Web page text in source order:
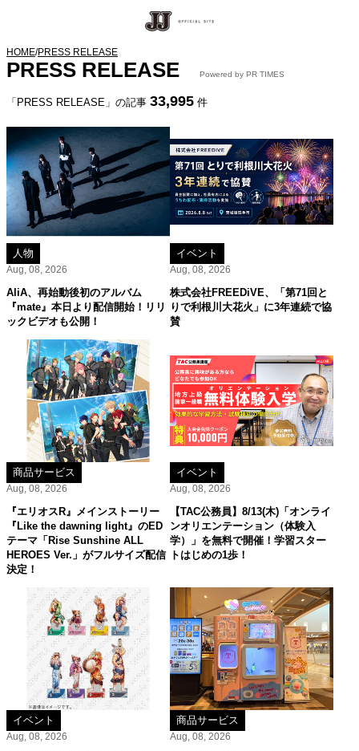
HOME/PRESS RELEASE
PRESS RELEASE Powered by PR TIMES
「PRESS RELEASE」の記事 33,995 件
人物
Aug, 08, 2026
AliA、再始動後初のアルバム
『mate』本日より配信開始！リリ
ックビデオも公開！
イベント
Aug, 08, 2026
株式会社FREEDiVE、「第71回と
りで利根川大花火」に3年連続で協
賛
商品サービス
Aug, 08, 2026
『エリオスR』メインストーリー
『Like the dawning light』のED
テーマ「Rise Sunshine ALL
HEROES Ver.」がフルサイズ配信
決定！
イベント
Aug, 08, 2026
【TAC公務員】8/13(木)「オンライ
ンオリエンテーション（体験入
学）」を無料で開催！学習スター
トはじめの1歩！
イベント
Aug, 08, 2026
商品サービス
Aug, 08, 2026